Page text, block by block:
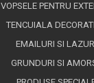
VOPSELE PENTRU
TENCUIALA
EMAILURI SI
GRUNDURI SI